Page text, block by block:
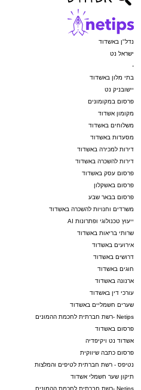
נדל"ן באשדוד
ישראל נט
-
בתי מלון באשדוד
יישובניק נט
פרסום במקומונים
מקומון אשדוד
משלוחים באשדוד
מסעדות באשדוד
דירות למכירה באשדוד
דירות להשכרה באשדוד
פרסום עסק באשדוד
פרסום באשקלון
פרסום בבאר שבע
משרדים וחנויות להשכרה באשדוד
ייעוץ טכנולוגי ופתרונות AI
שרותי בריאות באשדוד
אירועים באשדוד
דרושים באשדוד
חוגים באשדוד
ארנונה באשדוד
עורכי דין באשדוד
שערים חשמליים באשדוד
Netips -רשת חברתית לחכמת ההמונים
פרסום באשדוד
אשדוד נט ויקיפדיה
פרסום כתבה שיווקית
נטיפס - רשת חברתית לטיפים והמלצות
תיקון שער חשמלי אשדוד